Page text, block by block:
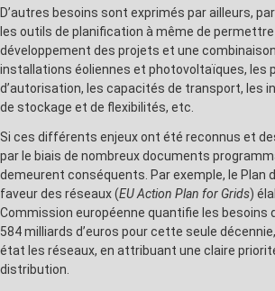
D’autres besoins sont exprimés par ailleurs,
les outils de planification à même de permettre
développement des projets et une
installations éoliennes et photovoltaïques, les
d’autorisation, les capacités de transport, les
de stockage et de flexibilités, etc.
Si ces différents enjeux ont été reconnus et
par le biais de nombreux documents
demeurent conséquents. Par exemple, le Plan
faveur des réseaux (EU Action Plan for Grids)
Commission européenne quantifie les besoins
584 milliards d’euros pour cette seule
état les réseaux, en attribuant une claire
distribution.